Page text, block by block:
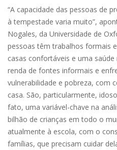
“A capacidade das pessoas de
à tempestade varia muito”,
Nogales, da Universidade de
pessoas têm trabalhos formais
casas confortáveis e uma
renda de fontes informais e
vulnerabilidade e pobreza, com
casa. São, particularmente,
fato, uma variável-chave na
bilhão de crianças em todo o
atualmente à escola, com o
famílias, que precisam cuidar